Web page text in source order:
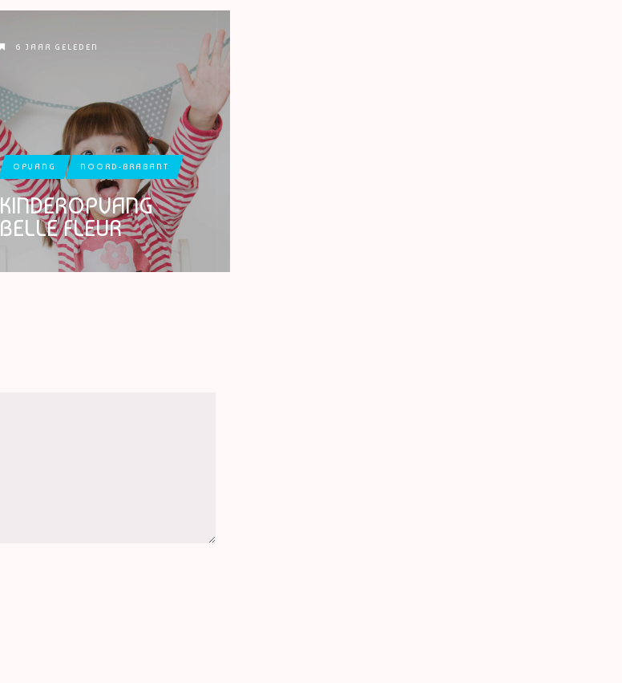
6 JAAR GELEDEN
OPVANG NOORD-BRABANT
KINDEROPVANG
BELLE FLEUR